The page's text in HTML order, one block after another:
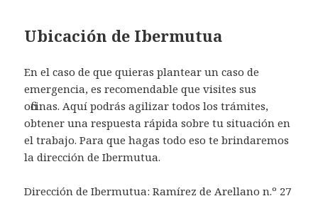
Ubicación de Ibermutua
En el caso de que quieras plantear un caso de
emergencia, es recomendable que visites sus
oficinas. Aquí podrás agilizar todos los trámites,
obtener una respuesta rápida sobre tu situación en
el trabajo. Para que hagas todo eso te brindaremos
la dirección de Ibermutua.
Dirección de Ibermutua: Ramírez de Arellano n.º 27